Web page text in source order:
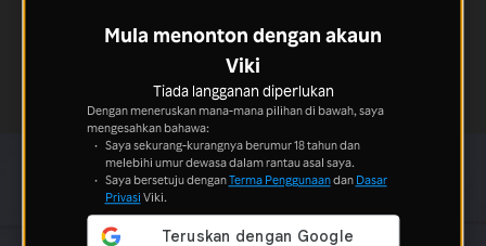
Mula menonton dengan akaun
Viki
Tiada langganan diperlukan
Dengan meneruskan mana-mana pilihan di bawah, saya
mengesahkan bahawa:
Saya sekurang-kurangnya berumur 18 tahun dan
melebihi umur dewasa dalam rantau asal saya.
Saya bersetuju denganTerma Penggunaandan Dasar
Privasi Viki.